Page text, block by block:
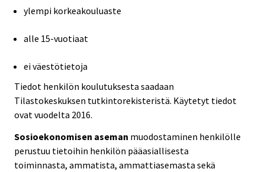
ylempi korkeakouluaste
alle 15-vuotiaat
ei väestötietoja
Tiedot henkilön koulutuksesta saadaan
Tilastokeskuksen tutkintorekisteristä. Käytetyt tiedot
ovat vuodelta 2016.
Sosioekonomisen aseman muodostaminen henkilölle
perustuu tietoihin henkilön pääasiallisesta
toiminnasta, ammatista, ammattiasemasta sekä